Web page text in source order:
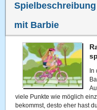
mit Barbie
viele Punkte wie möglich
bekommst, desto eher hast